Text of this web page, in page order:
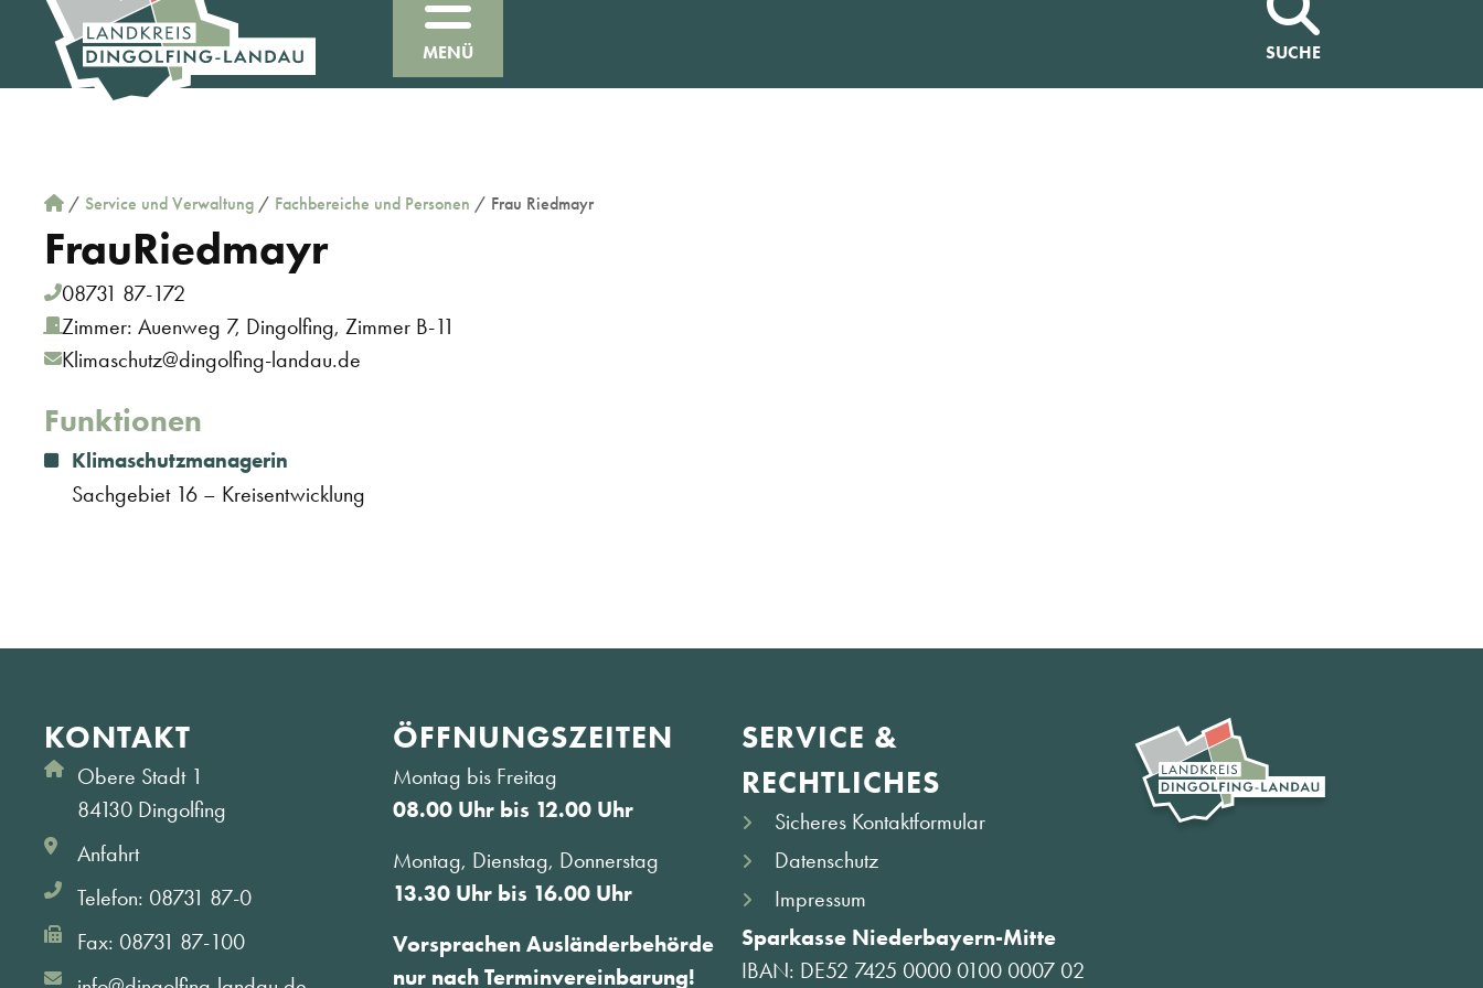
MENÜ SUCHE
/ Service und Verwaltung / Fachbereiche und Personen / Frau Riedmayr
FrauRiedmayr
08731 87-172
Zimmer: Auenweg 7, Dingolfing, Zimmer B-11
Klimaschutz@dingolfing-landau.de
Funktionen
Klimaschutzmanagerin
Sachgebiet 16 – Kreisentwicklung
KONTAKT
Obere Stadt 1
84130 Dingolfing
Anfahrt
Telefon: 08731 87-0
Fax: 08731 87-100
ÖFFNUNGS­ZEITEN
Montag bis Freitag
08.00 Uhr bis 12.00 Uhr
Montag, Dienstag, Donnerstag
13.30 Uhr bis 16.00 Uhr
Vorsprachen Ausländerbehörde
nur nach Terminvereinbarung!
SERVICE &
RECHTLICHES
Sicheres Kontaktformular
Datenschutz
Impressum
Sparkasse Niederbayern-Mitte
IBAN: DE52 7425 0000 0100 0007 02